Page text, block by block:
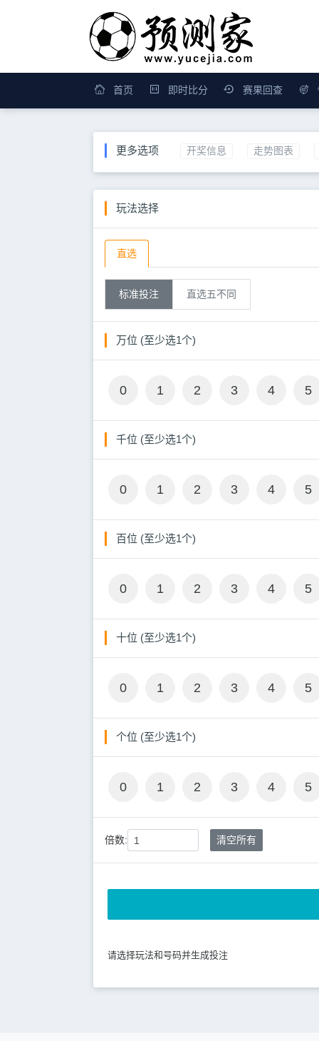
首页 即时比分 赛果回查
更多选项 开奖信息 走势图表
玩法选择
直选
标准投注 直选五不同
万位 (至少选1个)
0 1 2 3 4 5
千位 (至少选1个)
0 1 2 3 4 5
百位 (至少选1个)
0 1 2 3 4 5
十位 (至少选1个)
0 1 2 3 4 5
个位 (至少选1个)
0 1 2 3 4 5
倍数: 清空所有
请选择玩法和号码并生成投注